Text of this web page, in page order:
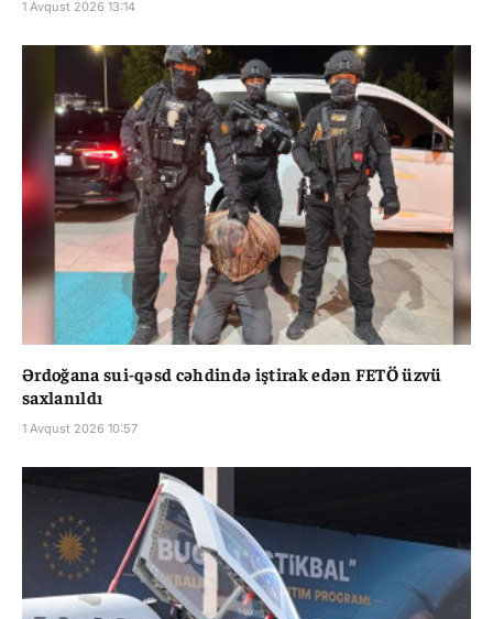
1 Avqust 2026 13:14
Ərdoğana sui-qəsd cəhdində iştirak edən FETÖ üzvü
saxlanıldı
1 Avqust 2026 10:57